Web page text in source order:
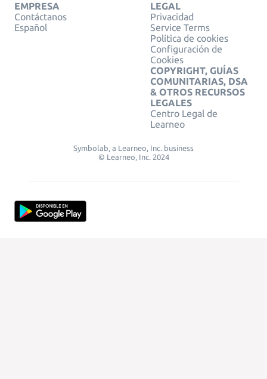
EMPRESA
Contáctanos
Español
LEGAL
Privacidad
Service Terms
Política de cookies
Configuración de
Cookies
COPYRIGHT, GUÍAS
COMUNITARIAS, DSA
& OTROS RECURSOS
LEGALES
Centro Legal de
Learneo
Symbolab, a Learneo, Inc. business
© Learneo, Inc. 2024